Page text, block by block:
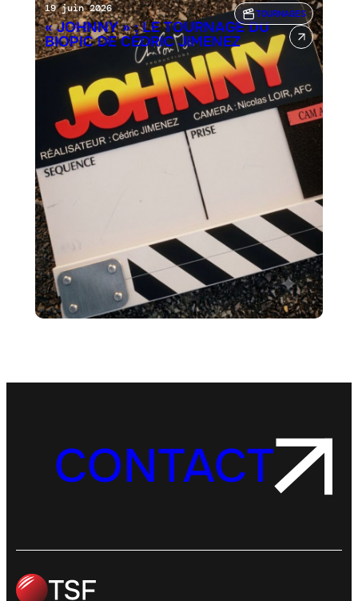
TOURNAGES
19 juin 2026
« JOHNNY » : LE TOURNAGE DU
BIOPIC DE CÉDRIC JIMENEZ
CONTACT